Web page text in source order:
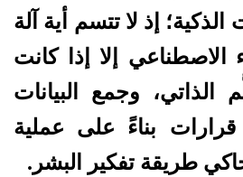
الذكية؛ إذ لا تتسم أية آلة
الاصطناعي إلا إذا كانت
الذاتي، وجمع البيانات
قرارات بناءً على عملية
طريقة تفكير البشر.